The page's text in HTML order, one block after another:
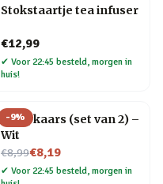
Stokstaartje tea infuser
€12,99
✔ Voor 22:45 besteld, morgen in
huis!
-9%
Druipkaars (set van 2) –
Wit
€8,99
Nu voor€8,19
✔ Voor 22:45 besteld, morgen in